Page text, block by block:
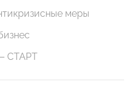
меры
СТАРТ